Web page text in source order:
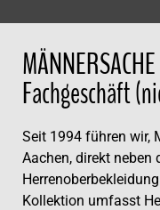
Fachgeschäft
Seit 1994 führen wir,
Aachen, direkt neben
Kollektion umfasst